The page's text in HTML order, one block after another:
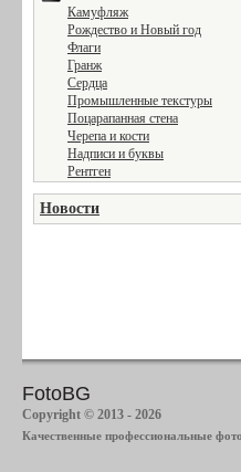
Камуфляж
Рождество и Новый год
Флаги
Гранж
Сердца
Промышленные текстуры
Поцарапанная стена
Черепа и кости
Надписи и буквы
Рентген
Новости
FotoBG
Copyright © 2013 - 2026
Качественные профессиональные